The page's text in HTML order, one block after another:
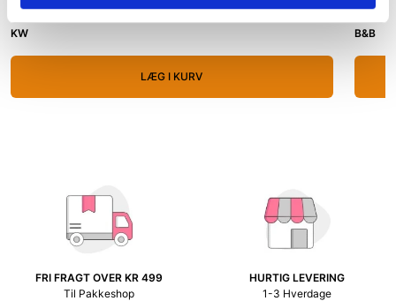
139,00 kr.
KW
LÆG I KURV
399,00
B&B
FRI FRAGT OVER KR 499
Til Pakkeshop
HURTIG LEVERING
1-3 Hverdage